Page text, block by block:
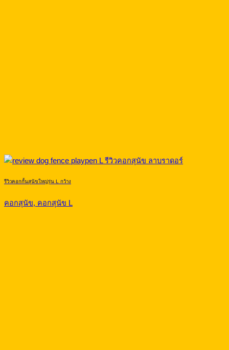
รีวิวคอกกั้นสุนัขใหญ่รุ่น L กว้าง
คอกสุนัข, คอกสุนัข L